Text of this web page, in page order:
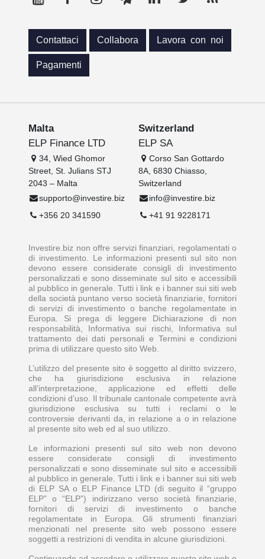
Contattaci Collabora Lavora con noi
Pagamenti
Malta
ELP Finance LTD
34, Wied Ghomor
Street, St. Julians STJ
2043 – Malta
supporto@investire.biz
+356 20 341590
Switzerland
ELP SA
Corso San Gottardo
8A, 6830 Chiasso,
Switzerland
info@investire.biz
+41 91 9228171
Investire.biz non offre servizi finanziari, regolamentati o
di investimento. Le informazioni presenti sul sito non
devono essere considerate consigli di investimento
personalizzati e sono disseminate sul sito e accessibili
al pubblico in generale. Tutti i link e i banner sui siti web
della società puntano verso società finanziarie, fornitori
di servizi di investimento o banche regolamentate in
Europa. Si prega di leggere Dichiarazione di non
responsabilità, Informativa sui rischi, Informativa sul
trattamento dei dati personali e Termini e condizioni
prima di utilizzare questo sito Web.
L’utilizzo del presente sito è soggetto al diritto svizzero,
che ha giurisdizione esclusiva in relazione
all’interpretazione, applicazione ed effetti delle
condizioni d’uso. Il tribunale cantonale competente avrà
giurisdizione esclusiva su tutti i reclami o le
controversie derivanti da, in relazione a o in relazione
al presente sito web ed al suo utilizzo.
Le informazioni presenti sul sito web non devono
essere considerate consigli di investimento
personalizzati e sono disseminate sul sito e accessibili
al pubblico in generale. Tutti i link e i banner sui siti web
di ELP SA o ELP Finance LTD (di seguito il “gruppo
ELP” o “ELP”) indirizzano verso società finanziarie,
fornitori di servizi di investimento o banche
regolamentate in Europa. Gli strumenti finanziari
menzionati nel presente sito web possono essere
soggetti a restrizioni di vendita in alcune giurisdizioni.